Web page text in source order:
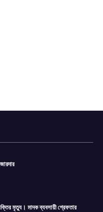
মৃত্যু। মাদক ব্যবসায়ী গ্রেফতার